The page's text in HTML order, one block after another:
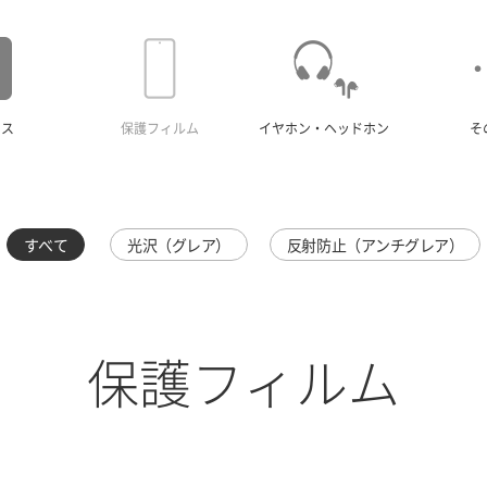
保護フィルム イヤホン・ヘッドホン そ
すべて 光沢（グレア） 反射防止（アンチグレア）
保護フィルム